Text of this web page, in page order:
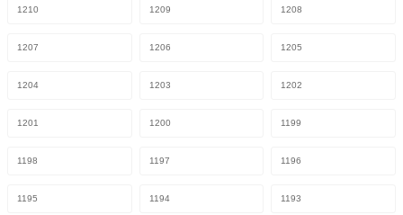
1210 1209 1208
1207 1206 1205
1204 1203 1202
1201 1200 1199
1198 1197 1196
1195 1194 1193